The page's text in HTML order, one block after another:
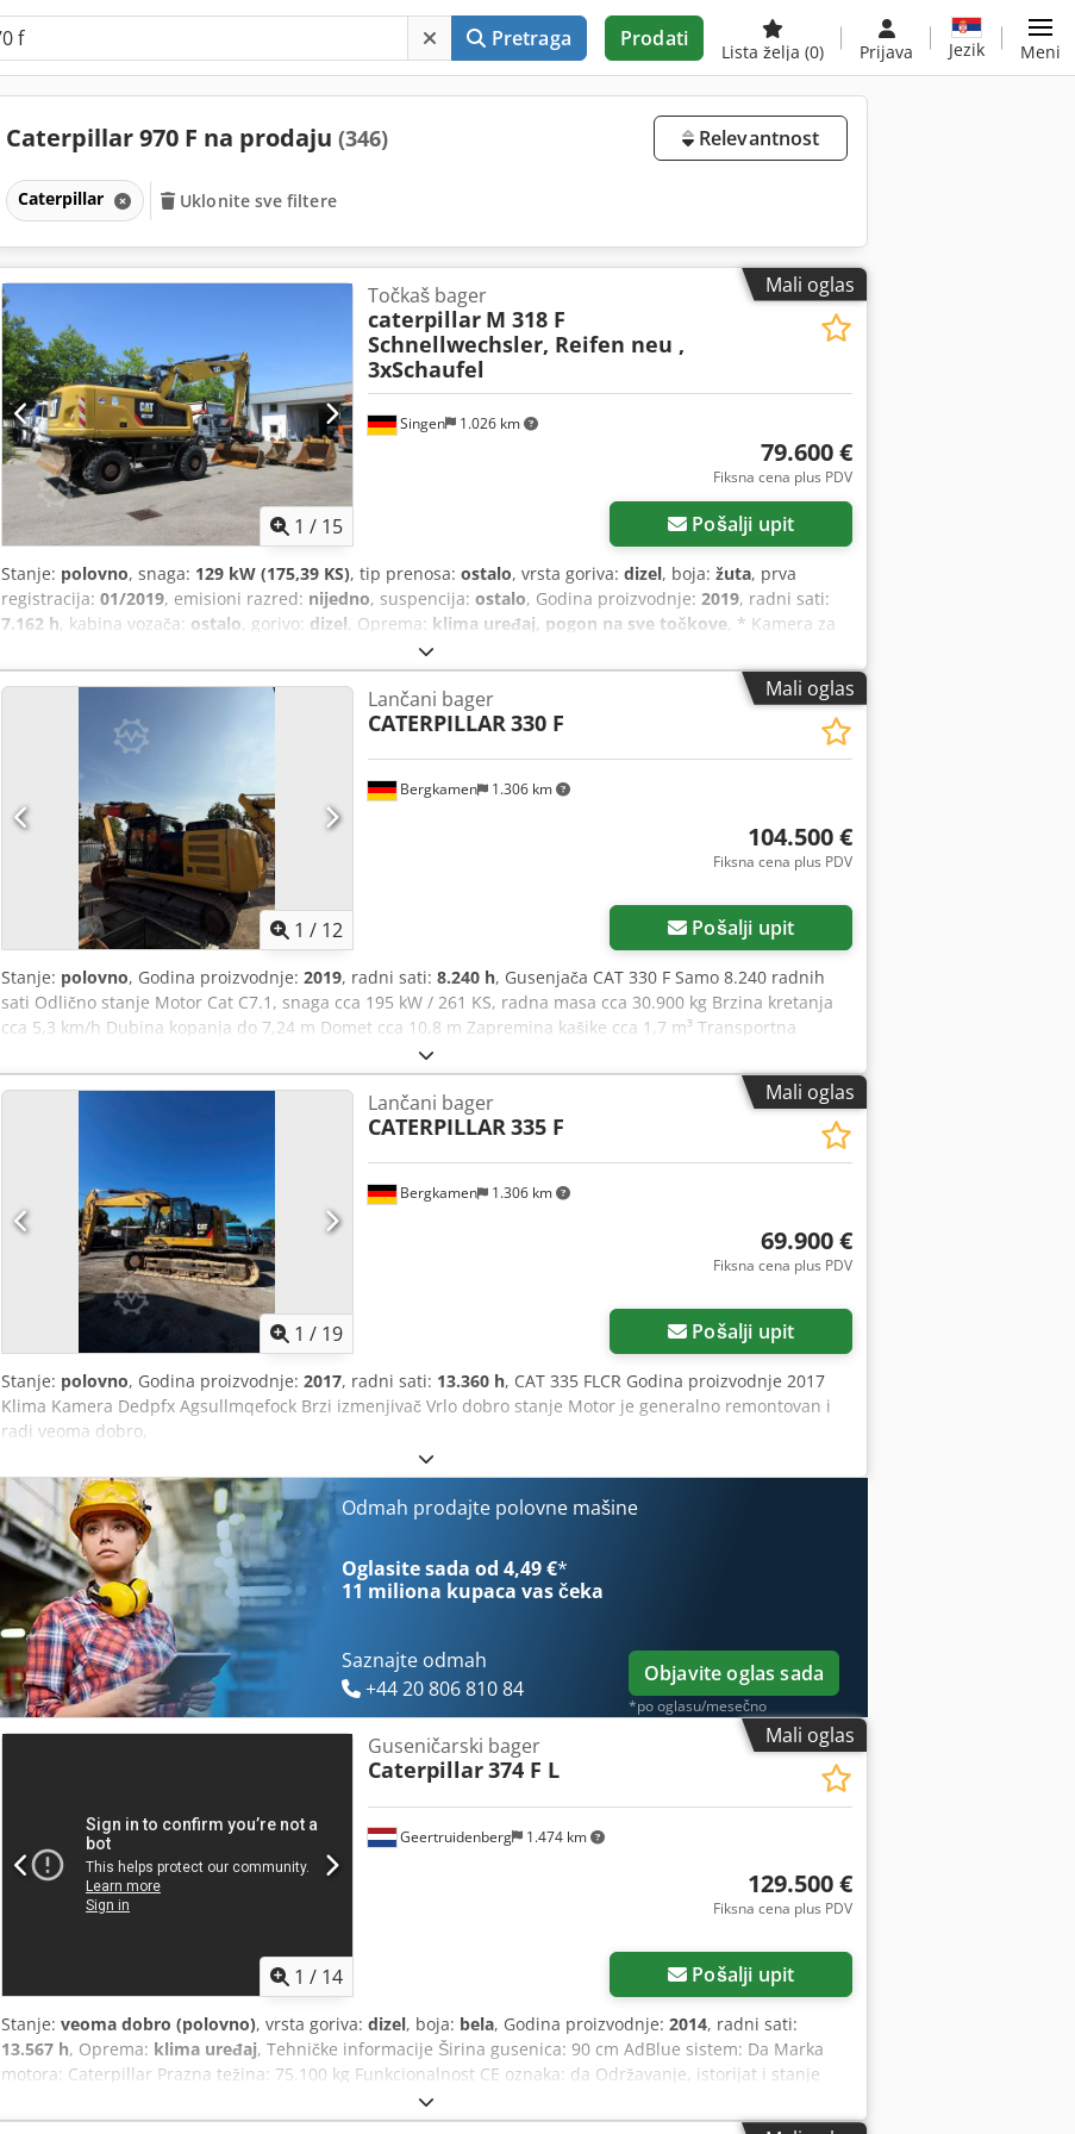
Pretraga Prodati
Lista želja (0) Prijava Jezik Meni
Caterpillar 970 F na prodaju (346) Relevantnost
Caterpillar Uklonite sve filtere
Mali oglas
1 / 15
Singen 1.026 km
Točkaš bager
caterpillar M 318 F
Schnellwechsler, Reifen neu ,
3xSchaufel
79.600 €
Fiksna cena plus PDV
Pošalji upit
Stanje: polovno, snaga: 129 kW (175,39 KS), tip prenosa: ostalo, vrsta goriva: dizel, boja: žuta, prva
registracija: 01/2019, emisioni razred: nijedno, suspencija: ostalo, Godina proizvodnje: 2019, radni sati:
7.162 h, kabina vozača: ostalo, gorivo: dizel, Oprema: klima uređaj, pogon na sve točkove, * Kamera za
vožnju unazad * Brzi priključak CAT CW-20-H.4.N. * Kašika za iskopavanje kanala, 2,20 m * 2 x kašika za
kopanje, 1,00 m + 0,50 m Dcsdszhbv Hspfx Agfek * Nove gume * Radio, pogon na sve točkove, klima-
uređaj, brzi priključak, rabljeno vozilo, dizel, sa PDV.
Mali oglas
1 / 12
Bergkamen 1.306 km
Lančani bager
CATERPILLAR 330 F
104.500 €
Fiksna cena plus PDV
Pošalji upit
Stanje: polovno, Godina proizvodnje: 2019, radni sati: 8.240 h, Gusenjača CAT 330 F Samo 8.240 radnih
sati Odlično stanje Motor Cat C7.1, snaga cca 195 kW / 261 KS, radna masa cca 30.900 kg Brzina kretanja
cca 5,3 km/h Dubina kopanja do 7,24 m Domet cca 10,8 m Zapremina kašike cca 1,7 m³ Transportna
dužina cca 10,4 m Transportna visina cca 3,4 m Dsdpfx Agjzrrnnefeck Širina (sa gusenicama od 800 mm)
cca 3,2 m
Mali oglas
1 / 19
Bergkamen 1.306 km
Lančani bager
CATERPILLAR335 F
69.900 €
Fiksna cena plus PDV
Pošalji upit
Stanje: polovno, Godina proizvodnje: 2017, radni sati: 13.360 h, CAT 335 FLCR Godina proizvodnje 2017
Klima Kamera Dedpfx Agsullmqefock Brzi izmenjivač Vrlo dobro stanje Motor je generalno remontovan i
radi veoma dobro,
Odmah prodajte polovne mašine
Oglasite sada od 4,49 €*
11 miliona kupaca vas čeka
Saznajte odmah
+44 20 806 810 84
Objavite oglas sada
*po oglasu/mesečno
Mali oglas
1 / 14
Geertruidenberg 1.474 km
Guseničarski bager
Caterpillar374 F L
129.500 €
Fiksna cena plus PDV
Pošalji upit
Stanje: veoma dobro (polovno), vrsta goriva: dizel, boja: bela, Godina proizvodnje: 2014, radni sati:
13.567 h, Oprema: klima uređaj, Tehničke informacije Širina gusenica: 90 cm AdBlue sistem: Da Marka
motora: Caterpillar Prazna težina: 75.100 kg Funkcionalnost CE oznaka: da Održavanje, istorijat i stanje
Broj vlasnika: 1 Dodpsyxxfpsfx Agfjck Tehničko stanje: veoma dobro Vizuelno stanje: veoma dobro
Identifikacija Serijski broj: CAT0374FTDNM00239 Dodatne informacije Uslovi isporuke: EXW Zemlja